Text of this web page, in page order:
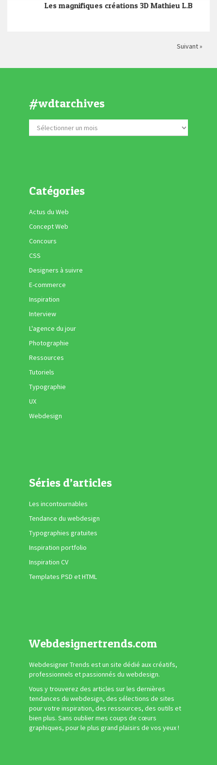
Les magnifiques créations 3D Mathieu L.B
Suivant »
#wdtarchives
Catégories
Actus du Web
Concept Web
Concours
CSS
Designers à suivre
E-commerce
Inspiration
Interview
L'agence du jour
Photographie
Ressources
Tutoriels
Typographie
UX
Webdesign
Séries d’articles
Les incontournables
Tendance du webdesign
Typographies gratuites
Inspiration portfolio
Inspiration CV
Templates PSD et HTML
Webdesignertrends.com
Webdesigner Trends est un site dédié aux créatifs,
professionnels et passionnés du webdesign.
Vous y trouverez des articles sur les dernières
tendances du webdesign, des sélections de sites
pour votre inspiration, des ressources, des outils et
bien plus. Sans oublier mes coups de cœurs
graphiques, pour le plus grand plaisirs de vos yeux !